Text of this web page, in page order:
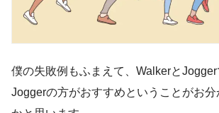
僕の失敗例もふまえて、Walkerと
Joggerの方がおすすめということがお分